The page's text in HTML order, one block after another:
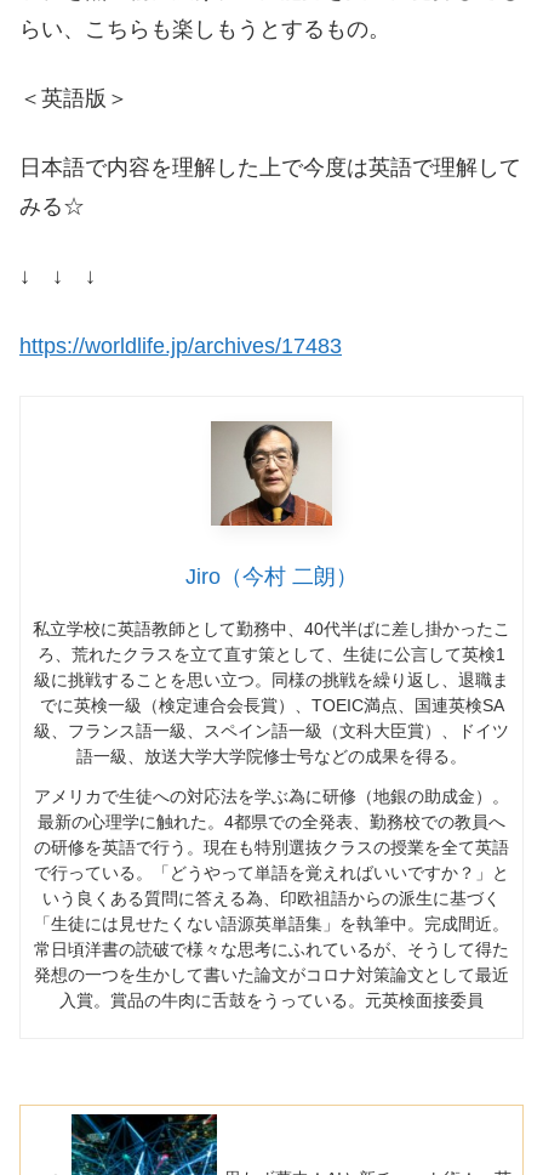
らい、こちらも楽しもうとするもの。
＜英語版＞
日本語で内容を理解した上で今度は英語で理解して
みる☆
↓ ↓ ↓
https://worldlife.jp/archives/17483
Jiro（今村 二朗）
私立学校に英語教師として勤務中、 40代半ばに差し掛かったこ
ろ、荒れたクラスを立て直す策として、生徒に公言して英検1
級に挑戦することを思い立つ。同様の挑戦を繰り返し、退職ま
でに英検一級（検定連合会長賞）、 TOEIC満点、国連英検SA
級、フランス語一級、スペイン語一級（文科大臣賞）、ドイツ
語一級、放送大学大学院修士号などの成果を得る。
アメリカで生徒への対応法を学ぶ為に研修（地銀の助成金）。
最新の心理学に触れた。 4都県での全発表、勤務校での教員へ
の研修を英語で行う。現在も特別選抜クラスの授業を全て英語
で行っている。「どうやって単語を覚えればいいですか？」と
いう良くある質問に答える為、印欧祖語からの派生に基づく
「生徒には見せたくない語源英単語集」を執筆中。完成間近。
常日頃洋書の読破で様々な思考にふれているが、そうして得た
発想の一つを生かして書いた論文がコロナ対策論文として最近
入賞。賞品の牛肉に舌鼓をうっている。元英検面接委員